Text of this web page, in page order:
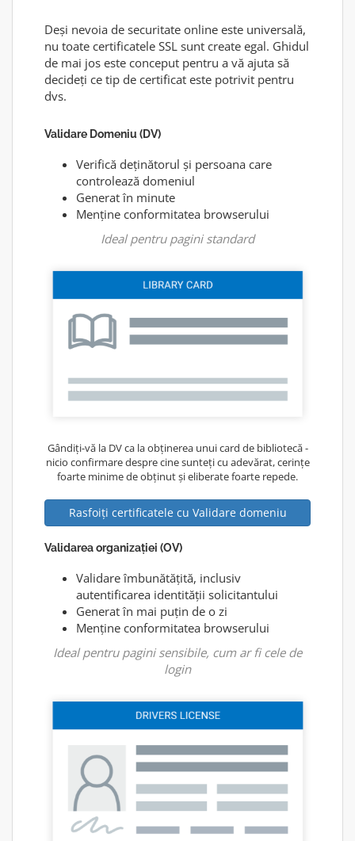
Deși nevoia de securitate online este universală,
nu toate certificatele SSL sunt create egal. Ghidul
de mai jos este conceput pentru a vă ajuta să
decideți ce tip de certificat este potrivit pentru
dvs.
Validare Domeniu (DV)
Verifică deținătorul și persoana care
controlează domeniul
Generat în minute
Menține conformitatea browserului
Ideal pentru pagini standard
Gândiți-vă la DV ca la obținerea unui card de bibliotecă -
nicio confirmare despre cine sunteți cu adevărat, cerințe
foarte minime de obținut și eliberate foarte repede.
Rasfoiți certificatele cu Validare domeniu
Validarea organizației (OV)
Validare îmbunătățită, inclusiv
autentificarea identității solicitantului
Generat în mai puțin de o zi
Menține conformitatea browserului
Ideal pentru pagini sensibile, cum ar fi cele de
login